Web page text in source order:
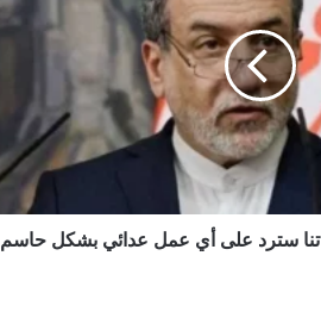
سترد على أي عمل عدائي بشكل حاسم